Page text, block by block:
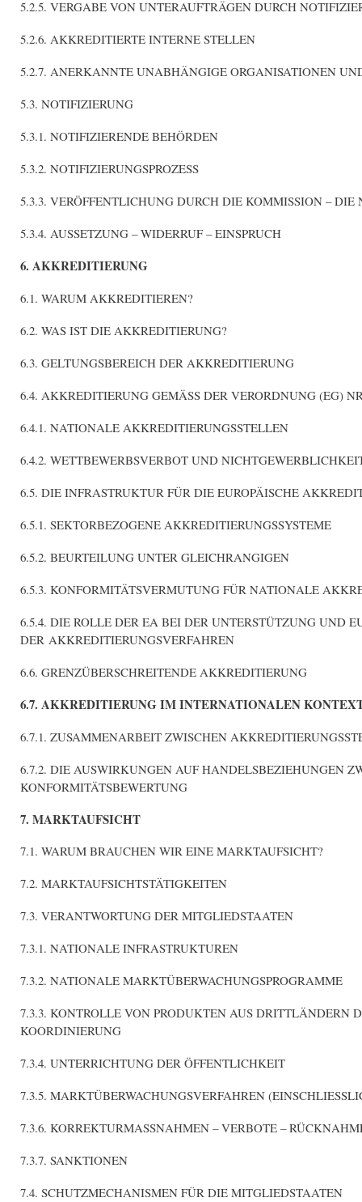
5.2.5. VERGABE VON UNTERAUFTRÄGEN DURCH
5.2.6. AKKREDITIERTE INTERNE STELLEN
5.2.7. ANERKANNTE UNABHÄNGIGE ORGANISATIONEN
5.3. NOTIFIZIERUNG
5.3.1. NOTIFIZIERENDE BEHÖRDEN
5.3.2. NOTIFIZIERUNGSPROZESS
5.3.3. VERÖFFENTLICHUNG DURCH DIE KOMMISSION – DIE
5.3.4. AUSSETZUNG – WIDERRUF – EINSPRUCH
6. AKKREDITIERUNG
6.1. WARUM AKKREDITIEREN?
6.2. WAS IST DIE AKKREDITIERUNG?
6.3. GELTUNGSBEREICH DER AKKREDITIERUNG
6.4. AKKREDITIERUNG GEMÄSS DER VERORDNUNG (EG)
6.4.1. NATIONALE AKKREDITIERUNGSSTELLEN
6.4.2. WETTBEWERBSVERBOT UND
6.5. DIE INFRASTRUKTUR FÜR DIE EUROPÄISCHE
6.5.1. SEKTORBEZOGENE AKKREDITIERUNGSSYSTEME
6.5.2. BEURTEILUNG UNTER GLEICHRANGIGEN
6.5.3. KONFORMITÄTSVERMUTUNG FÜR NATIONALE
6.5.4. DIE ROLLE DER EA BEI DER UNTERSTÜTZUNG UND
DER AKKREDITIERUNGSVERFAHREN
6.6. GRENZÜBERSCHREITENDE AKKREDITIERUNG
6.7. AKKREDITIERUNG IM INTERNATIONALEN
6.7.1. ZUSAMMENARBEIT ZWISCHEN
6.7.2. DIE AUSWIRKUNGEN AUF HANDELSBEZIEHUNGEN
KONFORMITÄTSBEWERTUNG
7. MARKTAUFSICHT
7.1. WARUM BRAUCHEN WIR EINE MARKTAUFSICHT?
7.2. MARKTAUFSICHTSTÄTIGKEITEN
7.3. VERANTWORTUNG DER MITGLIEDSTAATEN
7.3.1. NATIONALE INFRASTRUKTUREN
7.3.2. NATIONALE MARKTÜBERWACHUNGSPROGRAMME
7.3.3. KONTROLLE VON PRODUKTEN AUS
KOORDINIERUNG
7.3.4. UNTERRICHTUNG DER ÖFFENTLICHKEIT
7.3.5. MARKTÜBERWACHUNGSVERFAHREN
7.3.6. KORREKTURMASSNAHMEN – VERBOTE –
7.3.7. SANKTIONEN
7.4. SCHUTZMECHANISMEN FÜR DIE MITGLIEDSTAATEN